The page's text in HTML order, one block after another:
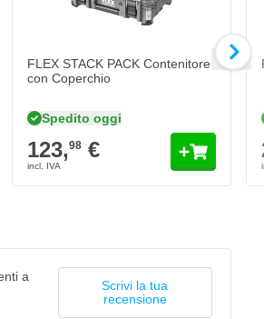
FLEX STACK PACK Contenitore
con Coperchio
Spedito oggi
123,98 €
a
Scrivi la tua
recensione